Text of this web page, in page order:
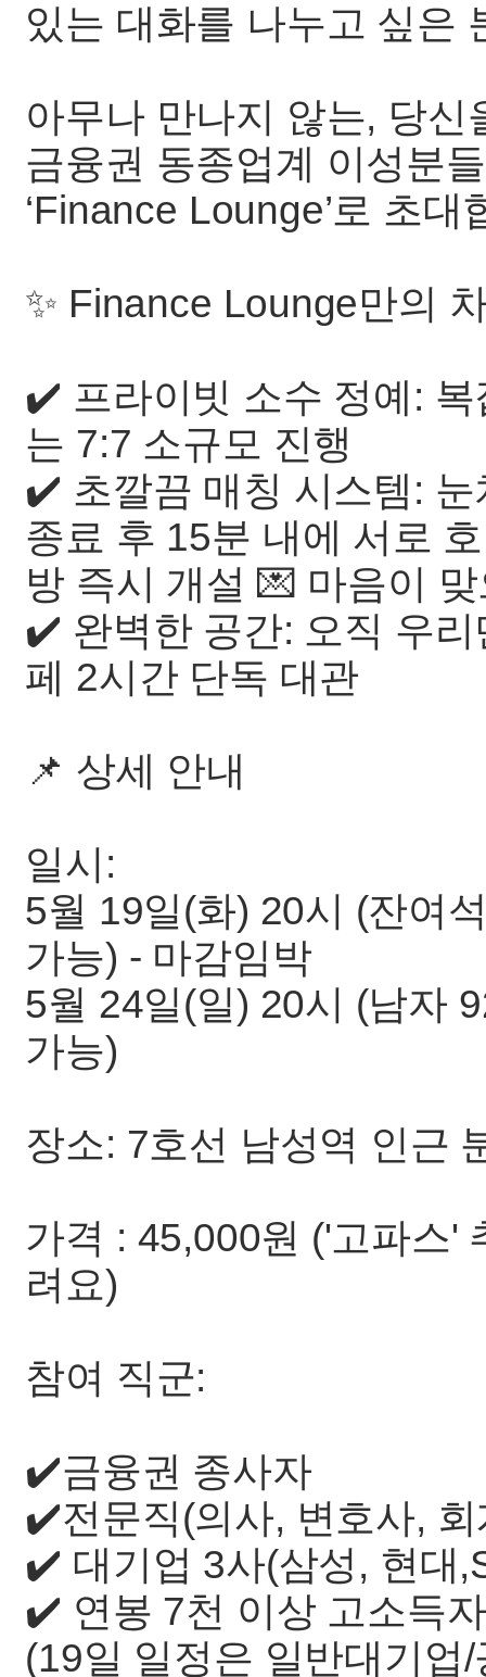
있는 대화를 나누고 싶은
아무나 만나지 않는, 당신
금융권 동종업계 이성분
‘Finance Lounge’로 초대
✨ Finance Lounge만의
✔️ 프라이빗 소수 정예:
는 7:7 소규모 진행
✔️ 초깔끔 매칭 시스템:
종료 후 15분 내에 서로
방 즉시 개설 💌 마음이
✔️ 완벽한 공간: 오직 우
페 2시간 단독 대관
📌 상세 안내
일시:
5월 19일(화) 20시 (잔여
가능) - 마감임박
5월 24일(일) 20시 (남자
가능)
장소: 7호선 남성역 인근
가격 : 45,000원 ('고파스'
려요)
참여 직군:
✔️금융권 종사자
✔️전문직(의사, 변호사, 회
✔️ 대기업 3사(삼성, 현대
✔️ 연봉 7천 이상 고소득자
(19일 일정은 일반대기업